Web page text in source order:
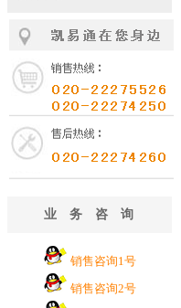
业务咨询
销售咨询1号
销售咨询2号